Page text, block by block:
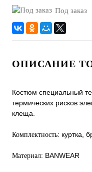
Под заказ
ОПИСАНИЕ
Костюм специальный
термических рисков
клеща.
Комплектность: куртка,
Материал: BANWEAR